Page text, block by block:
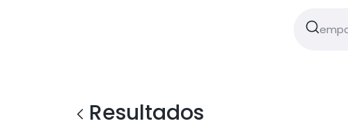
Resultados